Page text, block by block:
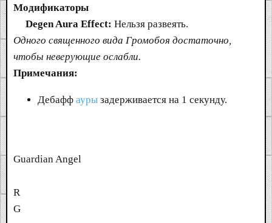
Модификаторы
Degen Aura Effect: Нельзя развеять.
Одного священного вида Громобоя достаточно,
чтобы неверующие ослабли.
Примечания:
Дебафф ауры задерживается на 1 секунду.
Guardian Angel
R
G